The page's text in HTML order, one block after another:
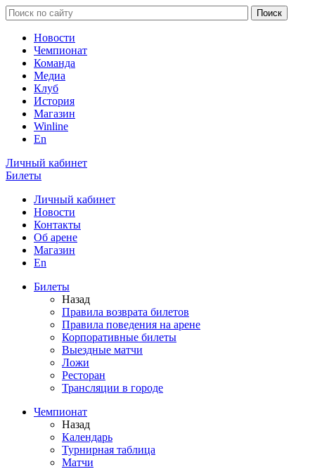
Новости
Чемпионат
Команда
Медиа
Клуб
История
Магазин
Winline
En
Личный кабинет
Билеты
Личный кабинет
Новости
Контакты
Об арене
Магазин
En
Билеты
Назад
Правила возврата билетов
Правила поведения на арене
Корпоративные билеты
Выездные матчи
Ложи
Ресторан
Трансляции в городе
Чемпионат
Назад
Календарь
Турнирная таблица
Матчи